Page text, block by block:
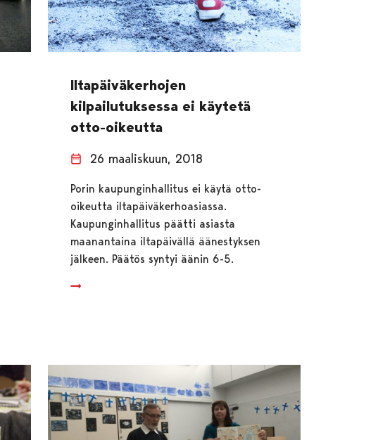
Iltapäiväkerhojen
kilpailutuksessa ei käytetä
otto-oikeutta
26 maaliskuun, 2018
Porin kaupunginhallitus ei käytä otto-
oikeutta iltapäiväkerhoasiassa.
Kaupunginhallitus päätti asiasta
maanantaina iltapäivällä äänestyksen
jälkeen. Päätös syntyi äänin 6-5.